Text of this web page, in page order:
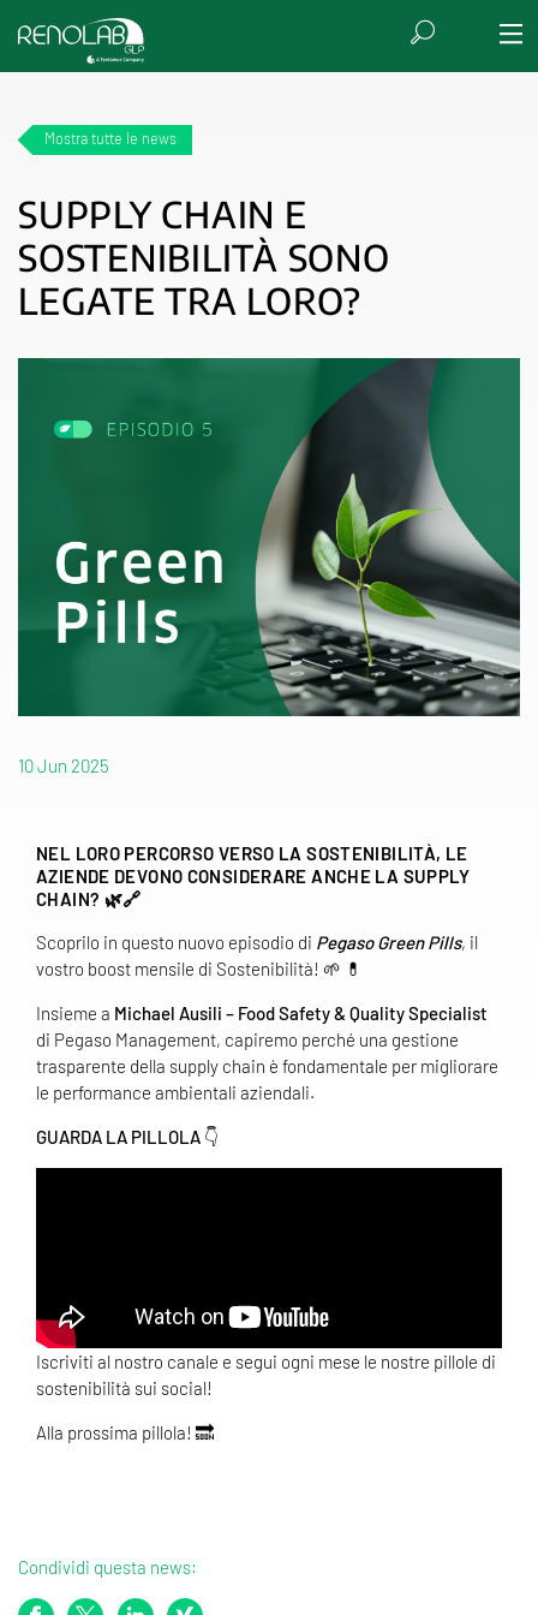
Mostra tutte le news
SUPPLY CHAIN E
SOSTENIBILITÀ SONO
LEGATE TRA LORO?
10 Jun 2025
NEL LORO PERCORSO VERSO LA SOSTENIBILITÀ, LE
AZIENDE DEVONO CONSIDERARE ANCHE LA SUPPLY
CHAIN? 🌿🔗
Scoprilo in questo nuovo episodio di Pegaso Green Pills, il
vostro boost mensile di Sostenibilità! 🌱 💊
Insieme a Michael Ausili – Food Safety & Quality Specialist
di Pegaso Management, capiremo perché una gestione
trasparente della supply chain è fondamentale per migliorare
le performance ambientali aziendali.
GUARDA LA PILLOLA 👇
Iscriviti al nostro canale e segui ogni mese le nostre pillole di
sostenibilità sui social!
Alla prossima pillola! 🔜
Condividi questa news: